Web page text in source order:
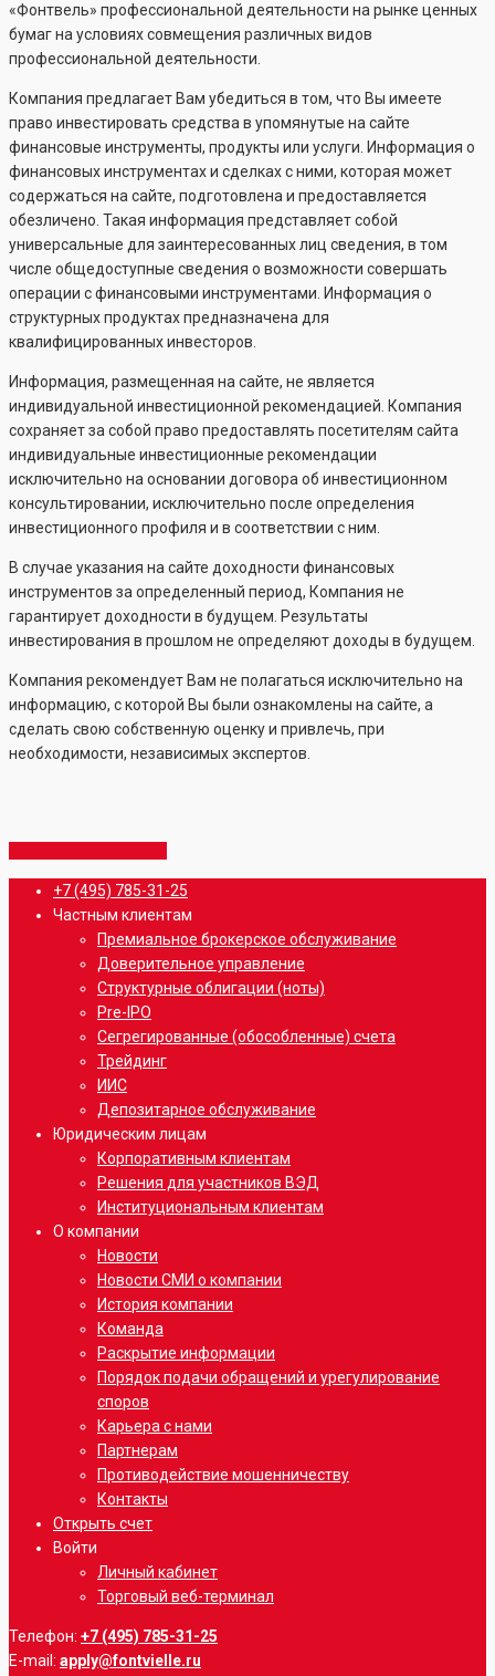
«Фонтвель» профессиональной деятельности на рынке ценных
бумаг на условиях совмещения различных видов
профессиональной деятельности.
Компания предлагает Вам убедиться в том, что Вы имеете
право инвестировать средства в упомянутые на сайте
финансовые инструменты, продукты или услуги. Информация о
финансовых инструментах и сделках с ними, которая может
содержаться на сайте, подготовлена и предоставляется
обезличено. Такая информация представляет собой
универсальные для заинтересованных лиц сведения, в том
числе общедоступные сведения о возможности совершать
операции с финансовыми инструментами. Информация о
структурных продуктах предназначена для
квалифицированных инвесторов.
Информация, размещенная на сайте, не является
индивидуальной инвестиционной рекомендацией. Компания
сохраняет за собой право предоставлять посетителям сайта
индивидуальные инвестиционные рекомендации
исключительно на основании договора об инвестиционном
консультировании, исключительно после определения
инвестиционного профиля и в соответствии с ним.
В случае указания на сайте доходности финансовых
инструментов за определенный период, Компания не
гарантирует доходности в будущем. Результаты
инвестирования в прошлом не определяют доходы в будущем.
Компания рекомендует Вам не полагаться исключительно на
информацию, с которой Вы были ознакомлены на сайте, а
сделать свою собственную оценку и привлечь, при
необходимости, независимых экспертов.
Close
Menu
+7 (495) 785-31-25
Частным клиентам
Премиальное брокерское обслуживание
Доверительное управление
Структурные облигации (ноты)
Pre-IPO
Сегрегированные (обособленные) счета
Трейдинг
ИИС
Депозитарное обслуживание
Юридическим лицам
Корпоративным клиентам
Решения для участников ВЭД
Институциональным клиентам
О компании
Новости
Новости СМИ о компании
История компании
Команда
Раскрытие информации
Порядок подачи обращений и урегулирование
споров
Карьера с нами
Партнерам
Противодействие мошенничеству
Контакты
Открыть счет
Войти
Личный кабинет
Торговый веб-терминал
Телефон: +7 (495) 785-31-25
E-mail: apply@fontvielle.ru